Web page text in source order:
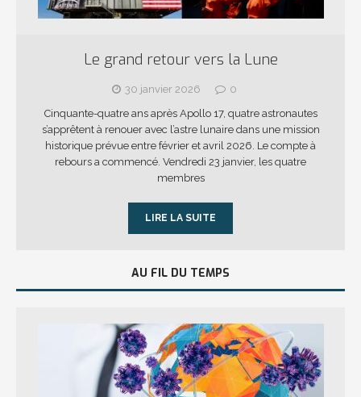
Le grand retour vers la Lune
30 janvier 2026
0
Cinquante-quatre ans après Apollo 17, quatre astronautes
s’apprêtent à renouer avec l’astre lunaire dans une mission
historique prévue entre février et avril 2026. Le compte à
rebours a commencé. Vendredi 23 janvier, les quatre
membres
LIRE LA SUITE
AU FIL DU TEMPS